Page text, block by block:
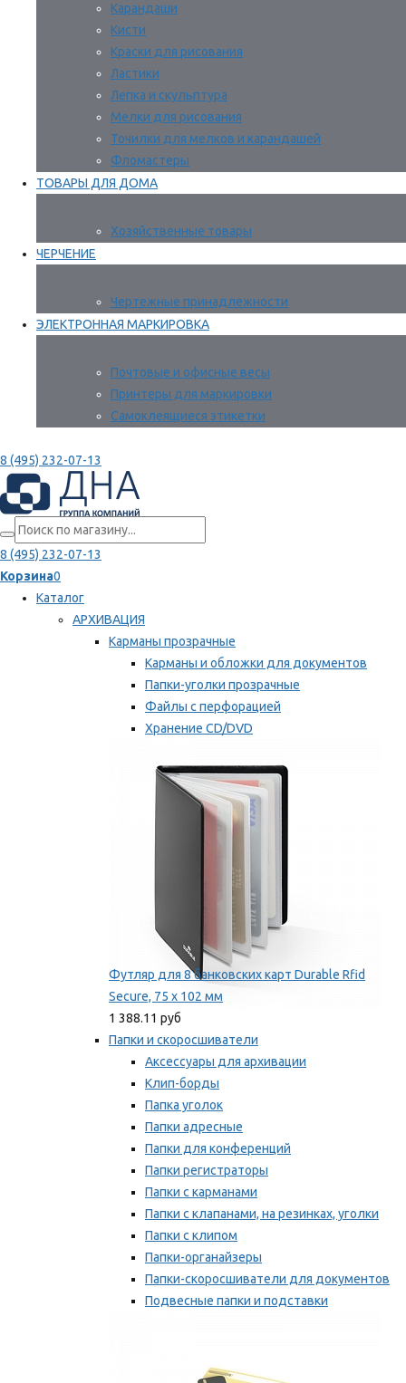
Карандаши
Кисти
Краски для рисования
Ластики
Лепка и скульптура
Мелки для рисования
Точилки для мелков и карандашей
Фломастеры
ТОВАРЫ ДЛЯ ДОМА
Хозяйственные товары
ЧЕРЧЕНИЕ
Чертежные принадлежности
ЭЛЕКТРОННАЯ МАРКИРОВКА
Почтовые и офисные весы
Принтеры для маркировки
Самоклеящиеся этикетки
8 (495) 232-07-13
8 (495) 232-07-13
Корзина0
Каталог
АРХИВАЦИЯ
Карманы прозрачные
Карманы и обложки для документов
Папки-уголки прозрачные
Файлы с перфорацией
Хранение CD/DVD
Мы рекомендуем
Футляр для 8 банковских карт Durable Rfid
Secure, 75 х 102 мм
1 388.11 руб
Папки и скоросшиватели
Аксессуары для архивации
Клип-борды
Папка уголок
Папки адресные
Папки для конференций
Папки регистраторы
Папки с карманами
Папки с клапанами, на резинках, уголки
Папки с клипом
Папки-органайзеры
Папки-скоросшиватели для документов
Подвесные папки и подставки